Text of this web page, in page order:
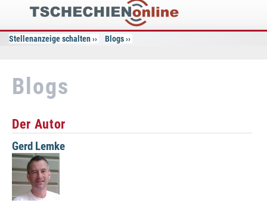
Tschechien
Online
Stellenanzeige schalten Blogs
Blogs
Der Autor
Gerd Lemke